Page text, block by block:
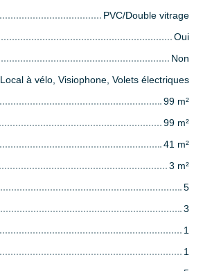
PVC/Double vitrage
Oui
Non
Local à vélo, Visiophone, Volets électriques
99 m²
99 m²
41 m²
3 m²
5
3
1
1